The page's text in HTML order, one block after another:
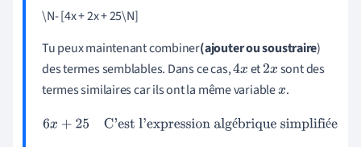
\N- [4x + 2x + 25\N]
Tu peux maintenant combiner(ajouter ou soustraire)
des termes semblables. Dans ce cas,4x et2x sont des
termes similaires car ils ont la même variablex .
é é
6x+
C'est l'expression algébrique simplifiée